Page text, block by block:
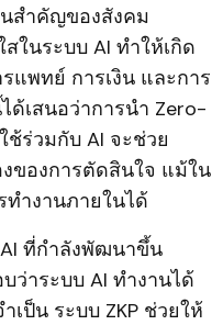
สำคัญของสังคม
ในระบบ AI ทำให้เกิด
แพทย์ การเงิน และการ
เสนอว่าการนำ Zero-
ช้ร่วมกับ AI จะช่วย
ของการตัดสินใจ แม้ใน
ำงานภายในได้
ที่กำลังพัฒนาขึ้น
บว่าระบบ AI ทำงานได้
เป็น ระบบ ZKP ช่วยให้